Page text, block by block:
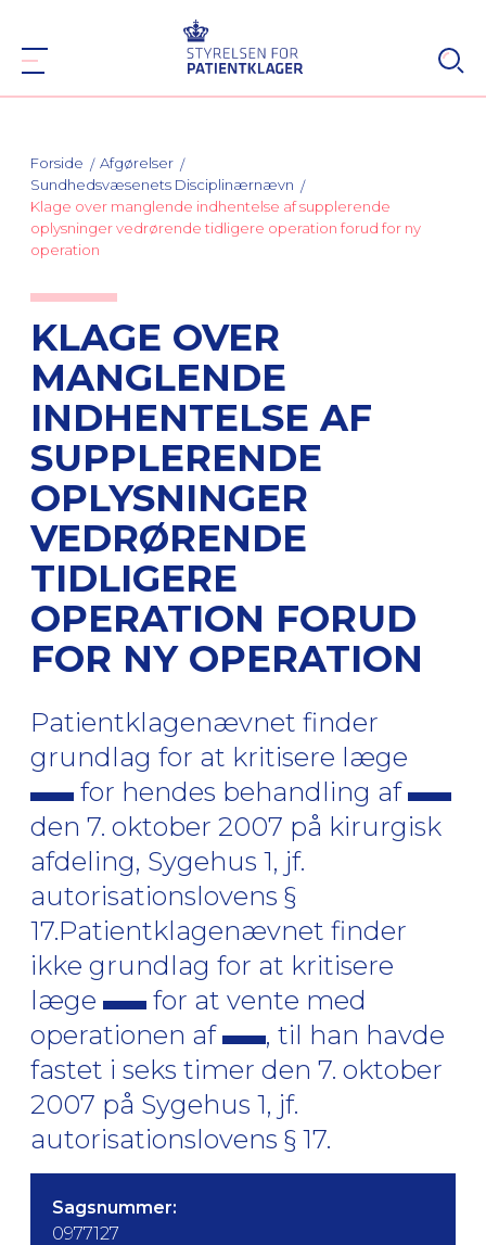
Forside
Afgørelser
Sundhedsvæsenets Disciplinærnævn
Klage over manglende indhentelse af supplerende
oplysninger vedrørende tidligere operation forud for ny
operation
KLAGE OVER
MANGLENDE
INDHENTELSE AF
SUPPLERENDE
OPLYSNINGER
VEDRØRENDE
TIDLIGERE
OPERATION FORUD
FOR NY OPERATION
Patientklagenævnet finder
grundlag for at kritisere læge
for hendes behandling af
den 7. oktober 2007 på kirurgisk
afdeling, Sygehus 1, jf.
autorisationslovens §
17.Patientklagenævnet finder
ikke grundlag for at kritisere
læge
for at vente med
operationen af
, til han havde
fastet i seks timer den 7. oktober
2007 på Sygehus 1, jf.
autorisationslovens § 17.
Sagsnummer:
0977127